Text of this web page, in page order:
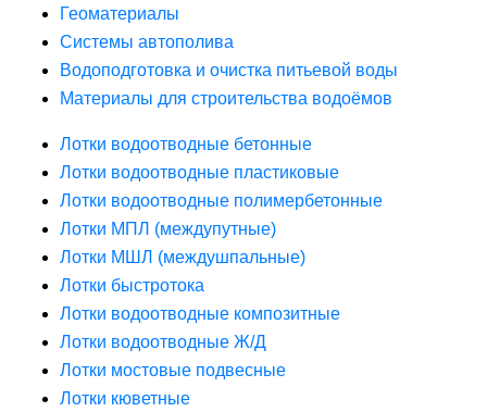
Геоматериалы
Системы автополива
Водоподготовка и очистка питьевой воды
Материалы для строительства водоёмов
Лотки водоотводные бетонные
Лотки водоотводные пластиковые
Лотки водоотводные полимербетонные
Лотки МПЛ (междупутные)
Лотки МШЛ (междушпальные)
Лотки быстротока
Лотки водоотводные композитные
Лотки водоотводные Ж/Д
Лотки мостовые подвесные
Лотки кюветные